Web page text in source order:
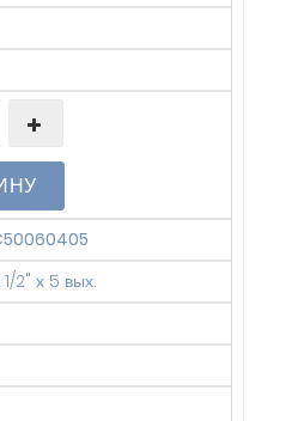
1/2" х 5 вых.